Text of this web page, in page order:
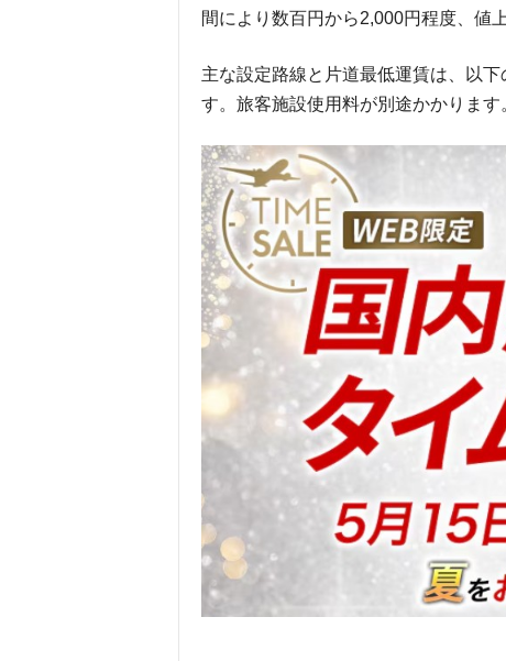
間により数百円から2,000円程度、値
主な設定路線と片道最低運賃は、以
す。旅客施設使用料が別途かかります